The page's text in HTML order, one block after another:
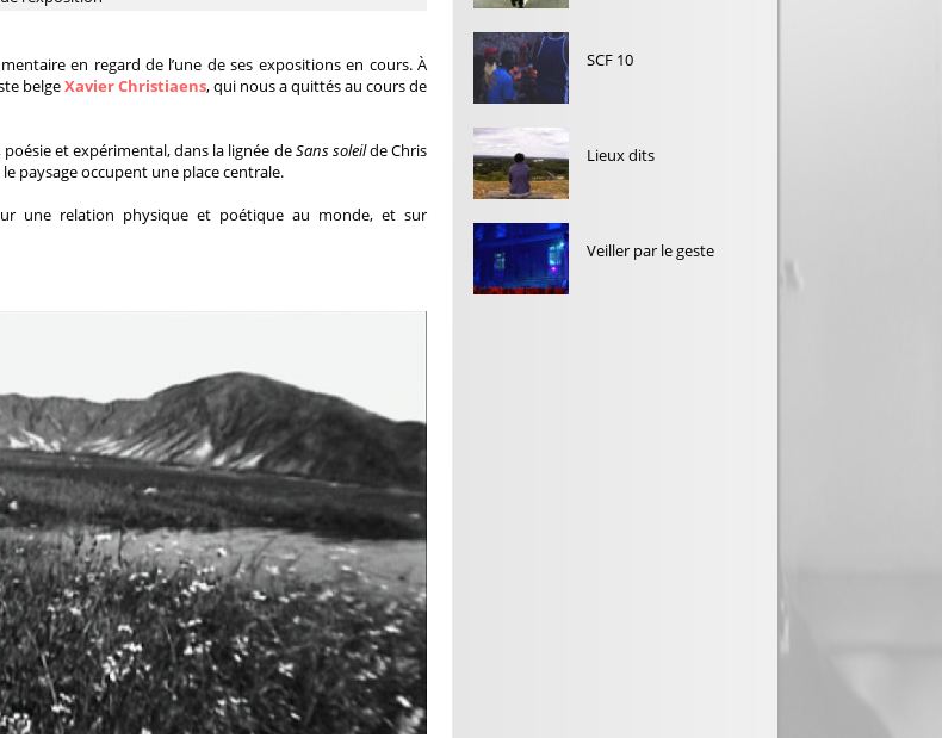
en regard de l’une de ses expositions en cours. À
belgeXavier Christiaens, qui nous a quittés au cours de
et expérimental, dans la lignée deSans soleilde Chris
paysage occupent une place centrale.
une relation physique et poétique au monde, et sur
SCF 10
Lieux dits
Veiller par le geste